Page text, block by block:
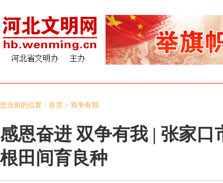
您当前的位置： 首页 > 双争有我
感恩奋进 双争有我 | 张家
根田间育良种